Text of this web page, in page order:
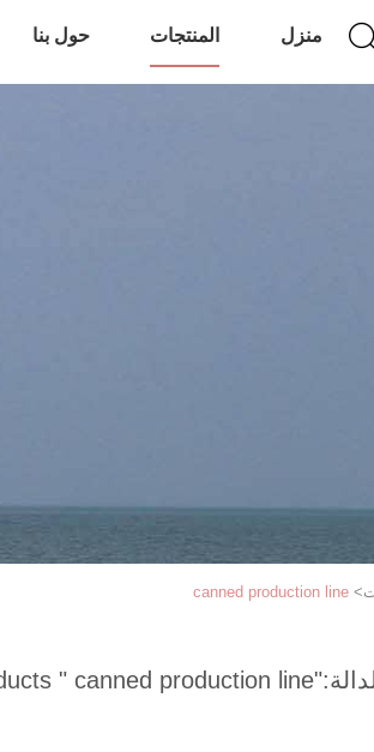
منزل المنتجات حول بنا
>
canned production line
"canned production line "